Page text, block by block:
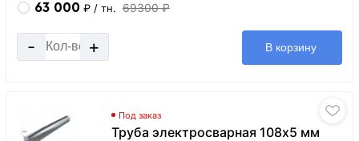
63 000 ₽ / тн. 69300 ₽
- + В корзину
Под заказ
Труба электросварная 108х5 мм